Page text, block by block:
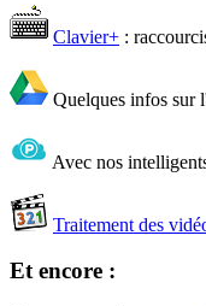
Clavier+ :
Quelques infos sur
Avec nos
Traitement des
Et encore :